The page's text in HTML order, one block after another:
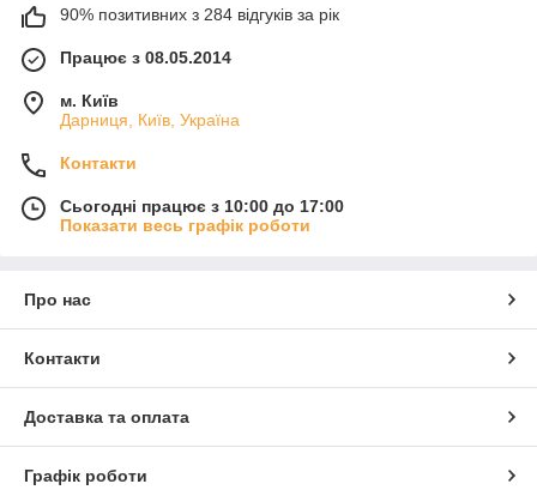
90% позитивних з 284 відгуків за рік
Працює з 08.05.2014
м. Київ
Дарниця, Київ, Україна
Контакти
Сьогодні працює з 10:00 до 17:00
Показати весь графік роботи
Про нас
Контакти
Доставка та оплата
Графік роботи